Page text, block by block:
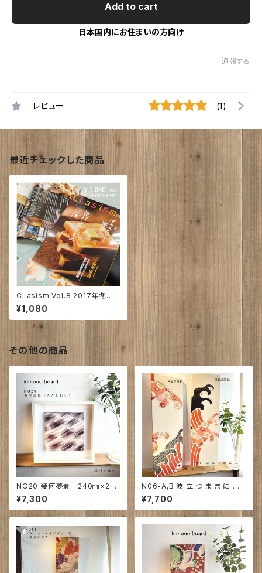
Add to cart
日本国内にお住まいの方向け
通報する
レビュー (1)
最近チェックした商品
CLasism Vol.8 2017年冬号
雑誌 – 2017/11/15発売｜クラ
シズム
¥1,080
その他の商品
NO20 幾何夢景｜240㎜×240
㎜×22㎜ 枠付
¥7,300
N06-A,B 波 立 つ ま ま に ｜
令和北斎 710㎜×210㎜×27
㎜
¥7,700